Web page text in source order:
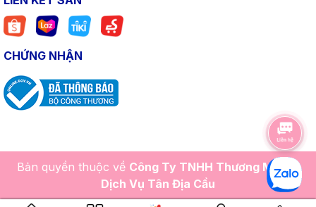
CHỨNG NHẬN
Bản quyền thuộc về Công Ty TNHH Thương Mại Và
Dịch Vụ Tân Địa Cầu